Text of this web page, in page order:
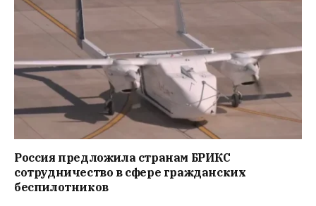
Россия предложила странам БРИКС
сотрудничество в сфере гражданских
беспилотников